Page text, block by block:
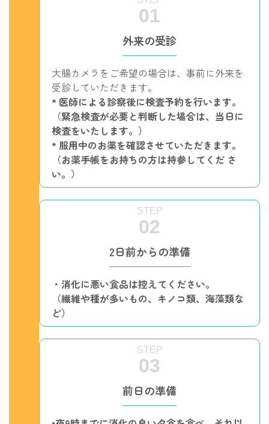
外来の受診
大腸カメラをご希望の場合は、事前に外来を
受診していただきます。
* 医師による診察後に検査予約を行います。
（緊急検査が必要と判断した場合は、当日に
検査をいたします。）
* 服用中のお薬を確認させていただきます。
（お薬手帳をお持ちの方は持参してくだ さ
い。）
2日前からの準備
・消化に悪い食品は控えてください。
（繊維や種が多いもの、キノコ類、海藻類な
ど）
前日の準備